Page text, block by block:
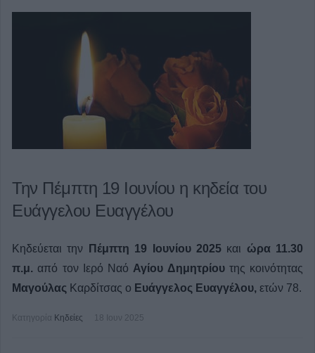
Την Πέμπτη 19 Ιουνίου η κηδεία του
Ευάγγελου Ευαγγέλου
Κηδεύεται την Πέμπτη 19 Ιουνίου 2025και ώρα 11.30
π.μ. από τον Ιερό Ναό Αγίου Δημητρίου της κοινότητας
Μαγούλας Καρδίτσας ο Ευάγγελος Ευαγγέλου, ετών 78.
Κατηγορία Κηδείες 18 Ιουν 2025